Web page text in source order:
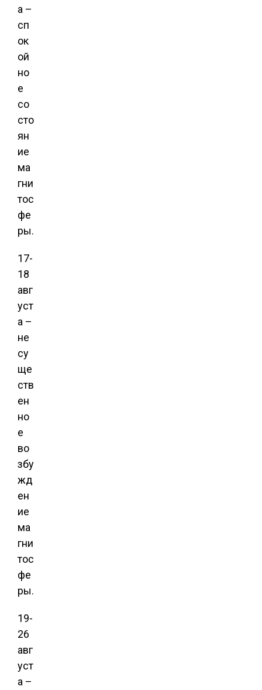
а –
сп
ок
ой
но
е
со
сто
ян
ие
ма
гни
тос
фе
ры.
17-
18
авг
уст
а –
не
су
ще
ств
ен
но
е
во
збу
жд
ен
ие
ма
гни
тос
фе
ры.
19-
26
авг
уст
а –